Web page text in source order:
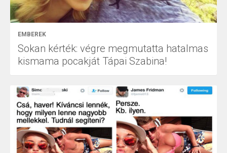
EMBEREK
Sokan kérték: végre megmutatta hatalmas
kismama pocakját Tápai Szabina!